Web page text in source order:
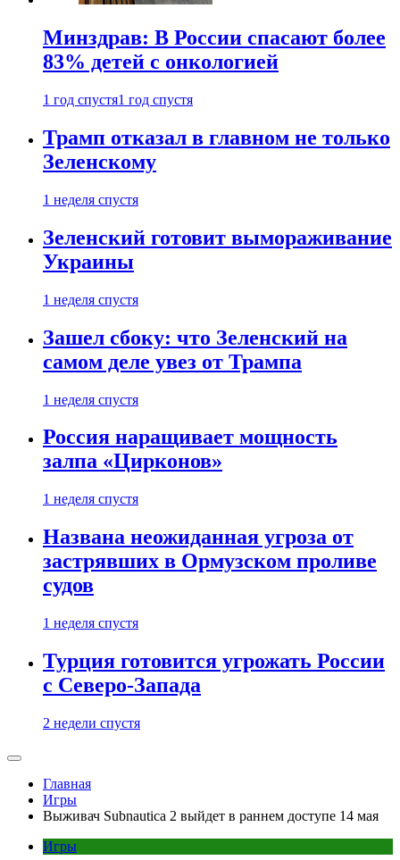
Минздрав: В России спасают более
83% детей с онкологией
1 год спустя1 год спустя
Трамп отказал в главном не только
Зеленскому
1 неделя спустя
Зеленский готовит вымораживание
Украины
1 неделя спустя
Зашел сбоку: что Зеленский на
самом деле увез от Трампа
1 неделя спустя
Россия наращивает мощность
залпа «Цирконов»
1 неделя спустя
Названа неожиданная угроза от
застрявших в Ормузском проливе
судов
1 неделя спустя
Турция готовится угрожать России
с Северо-Запада
2 недели спустя
Главная
Игры
Выживач Subnautica 2 выйдет в раннем доступе 14 мая
Игры